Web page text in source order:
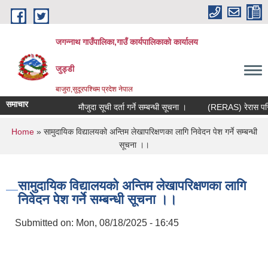
Skip to main content
जगन्नाथ गाउँपालिका,गाउँ कार्यपालिकाको कार्यालय
जुड्डी
बाजुरा,सुदूरपश्चिम प्रदेश नेपाल
समाचार मौजुदा सूची दर्ता गर्ने सम्बन्धी सूचना । (RERAS) रेरास
You are here
Home» सामुदायिक विद्यालयको अन्तिम लेखापरिक्षणका लागि निवेदन पेश गर्ने सम्बन्धी
सूचना ।।
सामुदायिक विद्यालयको अन्तिम लेखापरिक्षणका लागि
निवेदन पेश गर्ने सम्बन्धी सूचना ।।
Submitted on: Mon, 08/18/2025 - 16:45